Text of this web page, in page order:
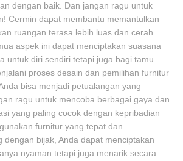
dengan baik. Dan jangan ragu untuk
Cermin dapat membantu memantulkan
ruangan terasa lebih luas dan cerah.
aspek ini dapat menciptakan suasana
untuk diri sendiri tetapi juga bagi tamu
proses desain dan pemilihan furnitur
bisa menjadi petualangan yang
ragu untuk mencoba berbagai gaya dan
yang paling cocok dengan kepribadian
furnitur yang tepat dan
dengan bijak, Anda dapat menciptakan
nyaman tetapi juga menarik secara